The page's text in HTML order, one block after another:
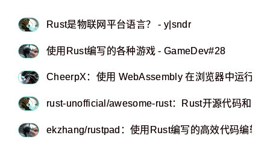
Rust是物联网平台语言？ - y|sndr
使用Rust编写的各种游戏 - GameDev#28
CheerpX：使用 WebAssembly 在浏览器中运行任
rust-unofficial/awesome-rust：Rust开源代码和资
ekzhang/rustpad：使用Rust编写的高效代码编辑器